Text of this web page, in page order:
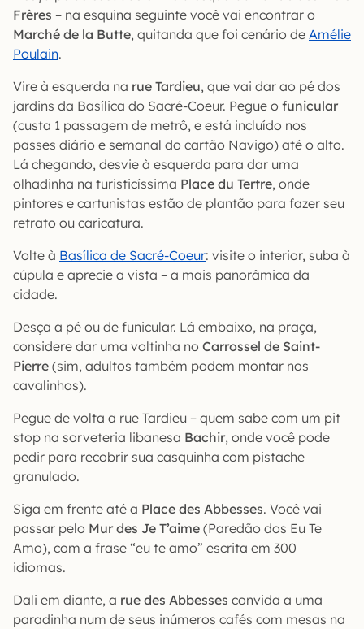
Frères – na esquina seguinte você vai encontrar o
Marché de la Butte, quitanda que foi cenário de Amélie
Poulain.
Vire à esquerda na rue Tardieu, que vai dar ao pé dos
jardins da Basílica do Sacré-Coeur. Pegue o funicular
(custa 1 passagem de metrô, e está incluído nos
passes diário e semanal do cartão Navigo) até o alto.
Lá chegando, desvie à esquerda para dar uma
olhadinha na turisticíssima Place du Tertre, onde
pintores e cartunistas estão de plantão para fazer seu
retrato ou caricatura.
Volte à Basílica de Sacré-Coeur: visite o interior, suba à
cúpula e aprecie a vista – a mais panorâmica da
cidade.
Desça a pé ou de funicular. Lá embaixo, na praça,
considere dar uma voltinha no Carrossel de Saint-
Pierre (sim, adultos também podem montar nos
cavalinhos).
Pegue de volta a rue Tardieu – quem sabe com um pit
stop na sorveteria libanesa Bachir, onde você pode
pedir para recobrir sua casquinha com pistache
granulado.
Siga em frente até a Place des Abbesses. Você vai
passar pelo Mur des Je T’aime (Paredão dos Eu Te
Amo), com a frase “eu te amo” escrita em 300
idiomas.
Dali em diante, a rue des Abbesses convida a uma
paradinha num de seus inúmeros cafés com mesas na